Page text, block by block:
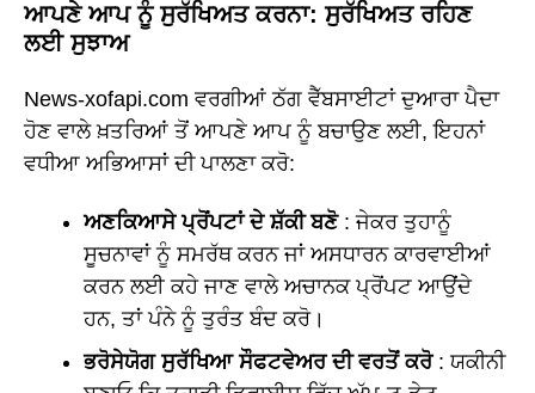
ਆਪਣੇ ਆਪ ਨੂੰ ਸੁਰੱਖਿਅਤ ਕਰਨਾ: ਸੁਰੱਖਿਅਤ ਰਹਿਣ
ਲਈ ਸੁਝਾਅ
News-xofapi.com ਵਰਗੀਆਂ ਠੱਗ ਵੈੱਬਸਾਈਟਾਂ ਦੁਆਰਾ ਪੈਦਾ
ਹੋਣ ਵਾਲੇ ਖ਼ਤਰਿਆਂ ਤੋਂ ਆਪਣੇ ਆਪ ਨੂੰ ਬਚਾਉਣ ਲਈ, ਇਹਨਾਂ
ਵਧੀਆ ਅਭਿਆਸਾਂ ਦੀ ਪਾਲਣਾ ਕਰੋ:
ਅਣਕਿਆਸੇ ਪ੍ਰੋਂਪਟਾਂ ਦੇ ਸ਼ੱਕੀ ਬਣੋ: ਜੇਕਰ ਤੁਹਾਨੂੰ
ਸੂਚਨਾਵਾਂ ਨੂੰ ਸਮਰੱਥ ਕਰਨ ਜਾਂ ਅਸਧਾਰਨ ਕਾਰਵਾਈਆਂ
ਕਰਨ ਲਈ ਕਹੇ ਜਾਣ ਵਾਲੇ ਅਚਾਨਕ ਪ੍ਰੋਂਪਟ ਆਉਂਦੇ
ਹਨ, ਤਾਂ ਪੰਨੇ ਨੂੰ ਤੁਰੰਤ ਬੰਦ ਕਰੋ।
ਭਰੋਸੇਯੋਗ ਸੁਰੱਖਿਆ ਸੌਫਟਵੇਅਰ ਦੀ ਵਰਤੋਂ ਕਰੋ: ਯਕੀਨੀ